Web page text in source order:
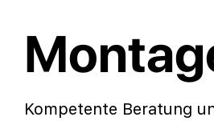
Kompetente Beratung